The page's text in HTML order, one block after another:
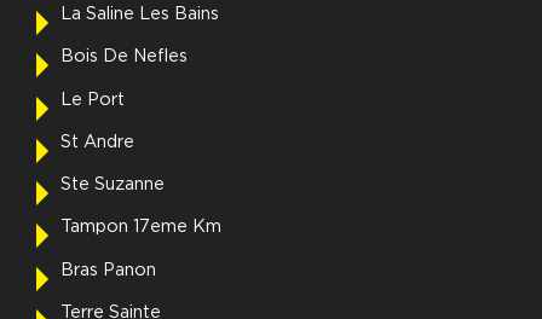
La Saline Les Bains
Bois De Nefles
Le Port
St Andre
Ste Suzanne
Tampon 17eme Km
Bras Panon
Terre Sainte